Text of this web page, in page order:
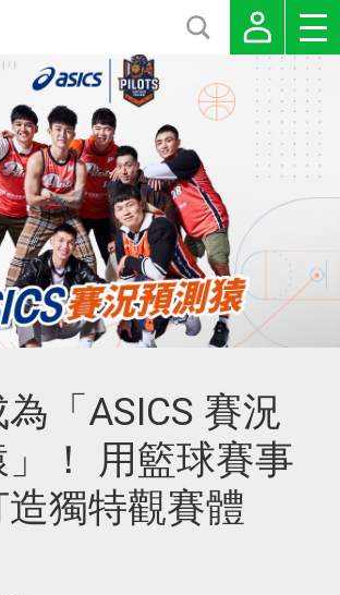
「ASICS 賽況
！ 用籃球賽事
獨特觀賽體